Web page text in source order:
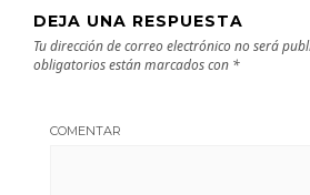
DEJA UNA RESPUESTA
Tu dirección de correo electrónico no será
obligatorios están marcados con *
COMENTAR